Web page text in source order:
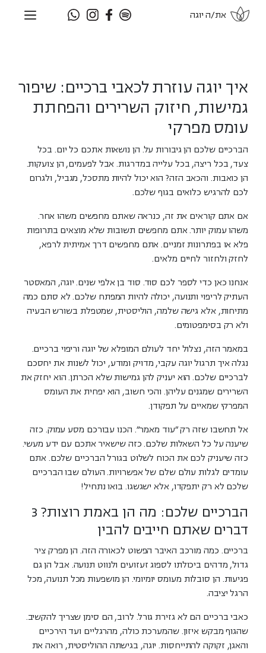
לתוכן
את/ה יוגה
איך יוגה עוזרת לכאבי ברכיים: שיפור
גמישות, חיזוק השרירים והפחתת
עומס מפרקי
הברכיים שלכם הן גיבורות על. הן נושאות אתכם כל יום. בכל
צעד, בכל ריצה, בכל עלייה במדרגות. אבל לפעמים, הן צועקות.
הן כואבות. והכאב הזה? הוא יכול להיות מתסכל, מגביל, ולגרום
לכם להרגיש כלואים בגוף שלכם.
אם אתם קוראים את זה, כנראה שאתם מחפשים משהו אחר.
משהו עמוק יותר. אתם מחפשים תשובות שלא מוצאים בתרופות
פלא או בפתרונות זמניים. אתם מחפשים דרך אמיתית לרפא,
לחזק ולחזור לחיים מלאים.
אנחנו כאן כדי לספר לכם סוד. סוד בן אלפי שנים. יוגה, המאסטר
העתיק לריפוי ותנועה, יכולה להיות המפתח שלכם. לא סתם כמה
מתיחות, אלא גישה שלמה, הוליסטית, שמטפלת בשורש הבעיה
ולא רק בסימפטומים.
במאמר הזה, נצלול יחד לעולם המופלא של יוגה וריפוי ברכיים.
נגלה איך תרגול יוגה עקבי, מדויק ומודע, יכול לשנות את יחסכם
לברכיים שלכם. הוא יעניק להן גמישות שלא הכרתן. הוא יחזק את
השרירים שמגנים עליהן. והכי חשוב, הוא יפחית את העומס
המפרקי שמאיים על תפקודן.
אל תחשבו שזה רק "עוד מאמר". הכנו עבורכם מסע עמוק. כזה
שיענה על כל השאלות שלכם. כזה שישאיר אתכם עם ידע מעשי.
כזה שיעניק לכם את הכוח לשלוט בגורל הברכיים שלכם. אתם
עומדים לגלות עולם שלם של אפשרויות. העולם שבו הברכיים
שלכם לא רק יתפקדו, אלא ישגשגו. בואו נתחיל!
הברכיים שלכם: מה הן באמת רוצות? 3
דברים שאתם חייבים להבין
ברכיים. כמה מורכב האיבר הפשוט לכאורה הזה. הן מפרק ציר
גדול, מדהים ביכולתו לספוג זעזועים ולנווט תנועה. אבל הן גם
פגיעות. הן סובלות מעומס יומיומי. הן מושפעות מכל תנועה, מכל
הרגל יציבה.
כאבי ברכיים הם לא גזירת גורל. לרוב, הם סימן שצריך להקשיב.
שהגוף מבקש איזון. שהמערכת כולה, מהרגליים ועד הירכיים
והאגן, זקוקה להתייחסות. יוגה, בגישתה ההוליסטית, רואה את